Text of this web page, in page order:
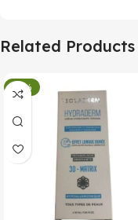
Related Products
-34%